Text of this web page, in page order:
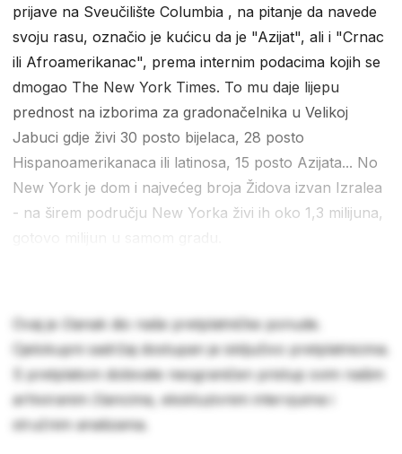
prijave na Sveučilište Columbia , na pitanje da navede
svoju rasu, označio je kućicu da je "Azijat", ali i "Crnac
ili Afroamerikanac", prema internim podacima kojih se
dmogao The New York Times. To mu daje lijepu
prednost na izborima za gradonačelnika u Velikoj
Jabuci gdje živi 30 posto bijelaca, 28 posto
Hispanoamerikanaca ili latinosa, 15 posto Azijata... No
New York je dom i najvećeg broja Židova izvan Izralea
- na širem području New Yorka živi ih oko 1,3 milijuna,
Ovaj je članak dio naše pretplatničke ponude.
Cjelokupni sadržaj dostupan je isključivo pretplatnicima.
S pretplatom dobivate neograničen pristup svim našim
arhiviranim člancima, ekskluzivnim intervjuima i
stručnim analizama.